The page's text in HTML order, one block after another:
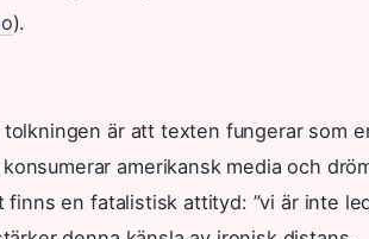
).
är att texten fungerar som
amerikansk media och
finns en fatalistisk attityd: ”vi är inte